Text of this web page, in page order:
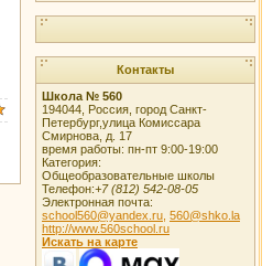
Контакты
Школа № 560
194044 Россия город Санкт-
Петербург,улица Комиссара
Смирнова, д. 17
время работы: пн-пт 9:00-19:00
Категория:
Общеобразовательные школы
Телефон:+7 (812) 542-08-05
Электронная почта:
school560@yandex.ru, 560@shko.la
http://www.560school.ru
Искать на карте